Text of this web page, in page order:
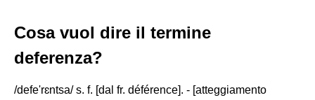
Cosa vuol dire il termine
deferenza?
/defe'rɛntsa/ s. f. [dal fr. déférence]. - [atteggiamento